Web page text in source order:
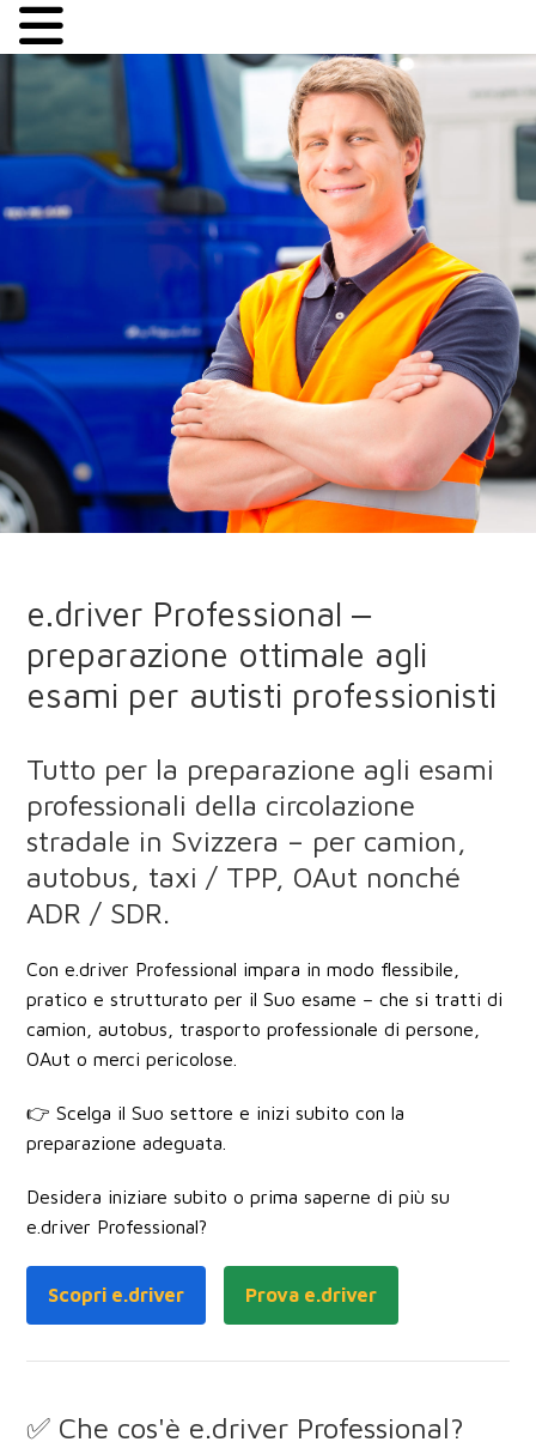
e.driver Professional ‒
preparazione ottimale agli
esami per autisti professionisti
Tutto per la preparazione agli esami
professionali della circolazione
stradale in Svizzera – per camion,
autobus, taxi / TPP, OAut nonché
ADR / SDR.
Con e.driver Professional impara in modo flessibile,
pratico e strutturato per il Suo esame – che si tratti di
camion, autobus, trasporto professionale di persone,
OAut o merci pericolose
👉 Scelga il Suo settore e inizi subito con la
preparazione adeguata.
Desidera iniziare subito o prima saperne di più su
e.driver Professional?
Scopri e.driver Prova e.driver
✅ Che cos'è e.driver Professional?